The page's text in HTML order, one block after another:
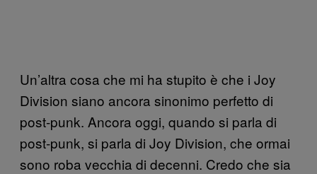
Un’altra cosa che mi ha stupito è che i Joy
Division siano ancora sinonimo perfetto di
post-punk. Ancora oggi, quando si parla di
post-punk, si parla di Joy Division, che ormai
sono roba vecchia di decenni. Credo che sia